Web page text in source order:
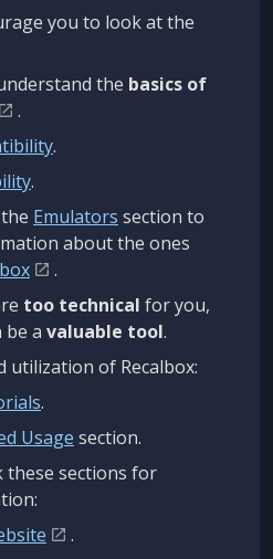
you to look at the
the basics of
.
.
.
Emulators section to
about the ones
.
too technical for you,
be a valuable tool.
utilization of Recalbox:
.
Usage section.
these sections for
.